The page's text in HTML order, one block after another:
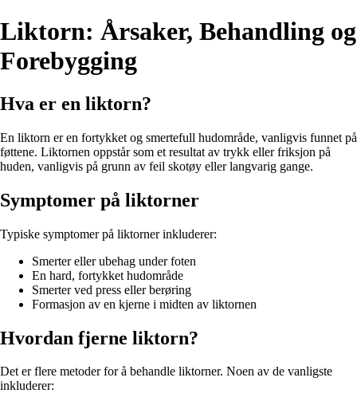
Liktorn: Årsaker, Behandling og
Forebygging
Hva er en liktorn?
En liktorn er en fortykket og smertefull hudområde, vanligvis funnet på
føttene. Liktornen oppstår som et resultat av trykk eller friksjon på
huden, vanligvis på grunn av feil skotøy eller langvarig gange.
Symptomer på liktorner
Typiske symptomer på liktorner inkluderer:
Smerter eller ubehag under foten
En hard, fortykket hudområde
Smerter ved press eller berøring
Formasjon av en kjerne i midten av liktornen
Hvordan fjerne liktorn?
Det er flere metoder for å behandle liktorner. Noen av de vanligste
inkluderer: